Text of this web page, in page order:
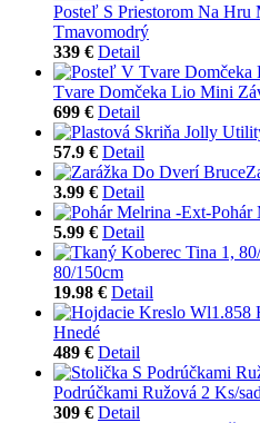
Posteľ S Priestorom Na Hru
Tmavomodrý
339 € Detail
Tvare Domčeka Lio Mini
699 € Detail
57.9 € Detail
3.99 € Detail
Pohár
5.99 € Detail
80/150cm
19.98 € Detail
Hnedé
489 € Detail
Podrúčkami Ružová 2 Ks/
309 € Detail